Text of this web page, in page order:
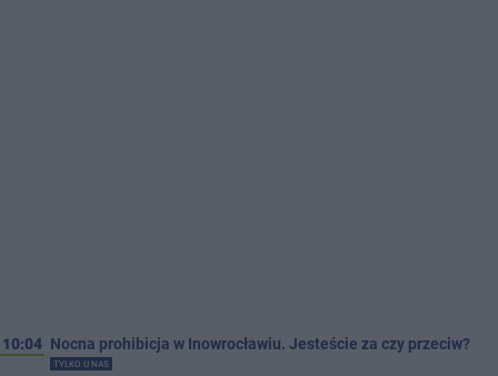
10:04 Nocna prohibicja w Inowrocławiu. Jesteście za czy przeciw?
TYLKO U NAS